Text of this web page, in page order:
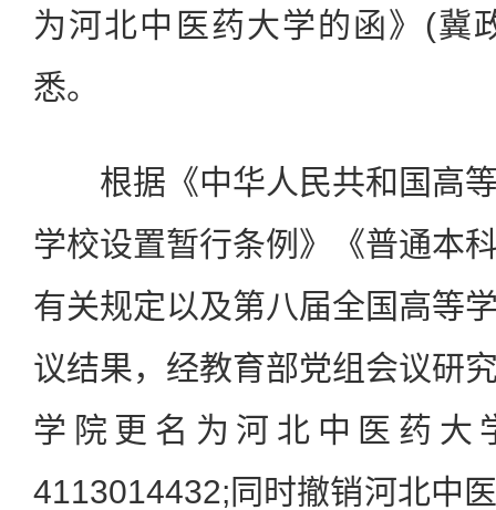
为河北中医药大学的函》(冀
悉。
根据《中华人民共和国高等
学校设置暂行条例》《普通本
有关规定以及第八届全国高等
议结果，经教育部党组会议研
学院更名为河北中医药大
4113014432;同时撤销河北中